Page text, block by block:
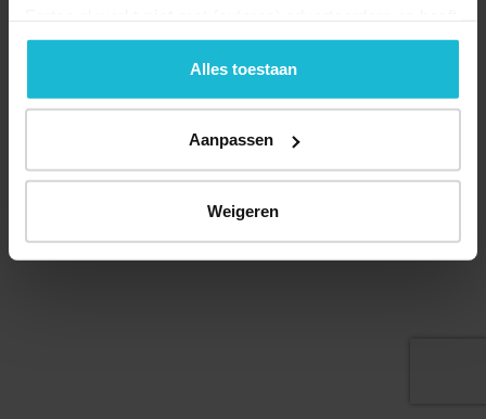
geen commerciële doelstelling. U kunt deze cookies via
de knoppen accepteren, beheren of weigeren.
Alles toestaan
Aanpassen
Weigeren
Forten.nl wordt ondersteund door de